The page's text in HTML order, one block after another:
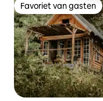
Favoriet van gasten
Favoriet van gasten